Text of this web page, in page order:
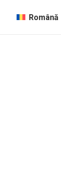
Română